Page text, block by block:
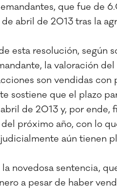
que fue de
abril de 2013 tras la
esta resolución, según
la valoración
son vendidas
sostiene que el plazo
de 2013 y, por
próximo año, con lo
aún tienen
novedosa sentencia,
a pesar de haber